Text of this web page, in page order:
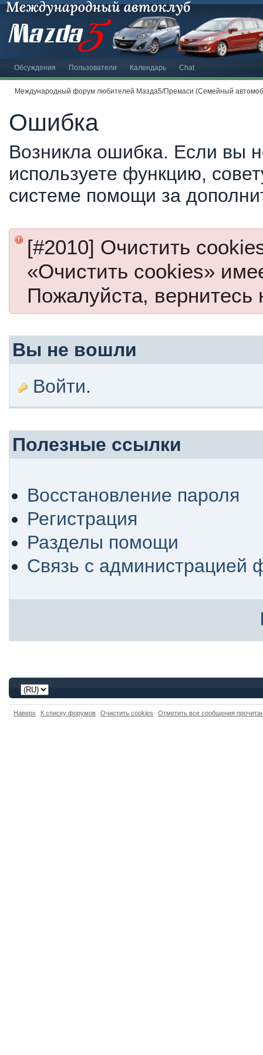
Обсуждения Пользователи Календарь Chat
Международный форум любителей Мазда5/Премаси (Семейный
Ошибка
Возникла ошибка. Если вы
используете функцию,
системе помощи за
[#2010] Очистить
«Очистить cookies»
Пожалуйста, вернитесь
Вы не вошли
Войти.
Полезные ссылки
Восстановление пароля
Регистрация
Разделы помощи
Связь с администрацией
Наверх К списку форумов Очистить cookies Отметить все сообщения